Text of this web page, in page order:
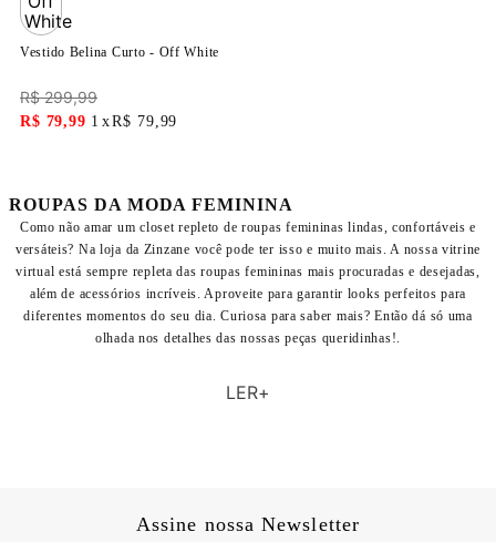
Vestido Belina Curto - Off White
R$ 299,99
R$ 79,99 1 R$ 79,99
ROUPAS DA MODA FEMININA
Como não amar um closet repleto de roupas femininas lindas, confortáveis e
versáteis? Na loja da Zinzane você pode ter isso e muito mais. A nossa vitrine
virtual está sempre repleta das roupas femininas mais procuradas e desejadas,
além de acessórios incríveis. Aproveite para garantir looks perfeitos para
diferentes momentos do seu dia. Curiosa para saber mais? Então dá só uma
olhada nos detalhes das nossas peças queridinhas!.
LER
Como não amar um closet repleto de roupas femininas lindas, confortáveis e
Assine nossa Newsletter